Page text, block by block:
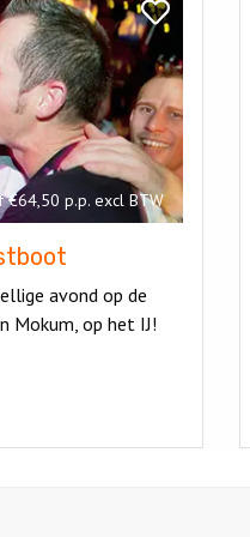
Bekijk
Amsterdamse
Feestboot
€64,50 p.p. excl BTW
avond op de
Mokum, op het IJ!